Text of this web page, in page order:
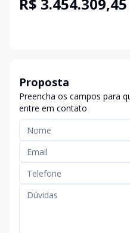
Proposta
Preencha os campos para
entre em contato